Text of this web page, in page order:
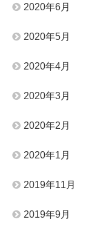
2020年6月
2020年5月
2020年4月
2020年3月
2020年2月
2020年1月
2019年11月
2019年9月